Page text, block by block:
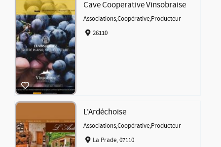
Cave Cooperative Vinsobraise
Associations,Coopérative,Producteur
26110
L'Ardéchoise
Associations,Coopérative,Producteur
La Prade, 07110